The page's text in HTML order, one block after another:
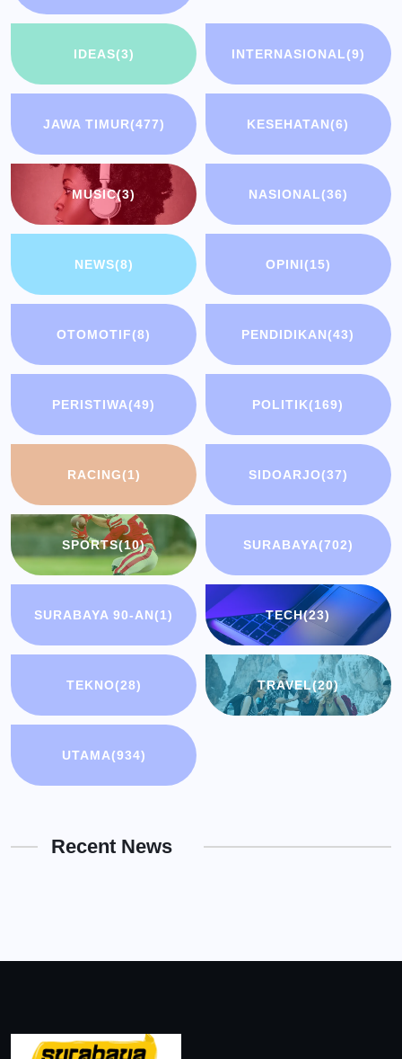
IDEAS(3) INTERNASIONAL(9)
JAWA TIMUR(477) KESEHATAN(6)
MUSIC(3) NASIONAL(36)
NEWS(8) OPINI(15)
OTOMOTIF(8) PENDIDIKAN(43)
PERISTIWA(49) POLITIK(169)
RACING(1) SIDOARJO(37)
SPORTS(10) SURABAYA(702)
SURABAYA 90-AN(1) TECH(23)
TEKNO(28) TRAVEL(20)
UTAMA(934)
Recent News